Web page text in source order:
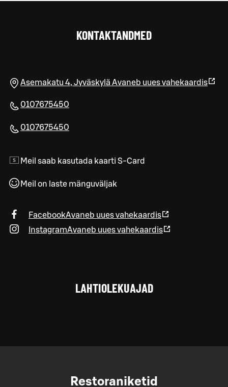
KONTAKTANDMED
Asemakatu 4, Jyväskylä Avaneb uues vahekaardis
0107675450
0107675450
Meil saab kasutada kaarti S-Card
Meil on laste mänguväljak
FacebookAvaneb uues vahekaardis
InstagramAvaneb uues vahekaardis
LAHTIOLEKUAJAD
Restoraniketid